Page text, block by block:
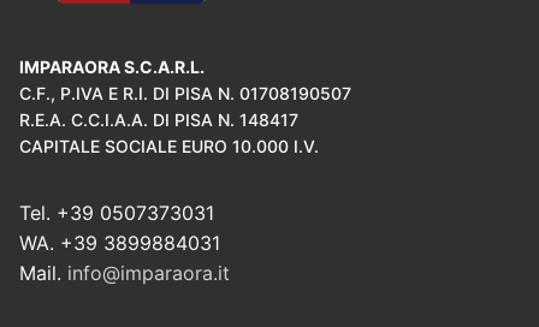
IMPARAORA S.C.A.R.L.
C.F., P.IVA E R.I. DI PISA N. 01708190507
R.E.A. C.C.I.A.A. DI PISA N. 148417
CAPITALE SOCIALE EURO 10.000 I.V.
Tel. +39 0507373031
WA. +39 3899884031
Mail. info@imparaora.it